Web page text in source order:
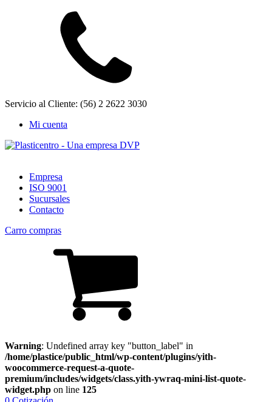
Servicio al Cliente: (56) 2 2622 3030
Mi cuenta
Empresa
ISO 9001
Sucursales
Contacto
Carro compras
Warning: Undefined array key "button_label" in
/home/plastice/public_html/wp-content/plugins/yith-
woocommerce-request-a-quote-
premium/includes/widgets/class.yith-ywraq-mini-list-quote-
widget.php on line 125